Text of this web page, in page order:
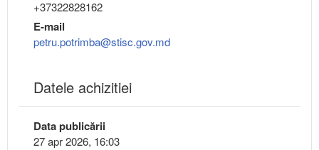
+37322828162
E-mail
petru.potrimba@stisc.gov.md
Datele achizitiei
Data publicării
27 apr 2026, 16:03